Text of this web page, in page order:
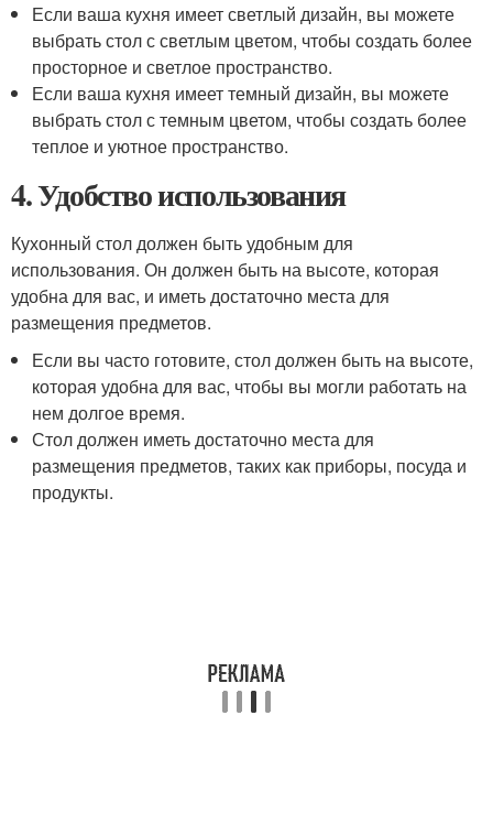
Если ваша кухня имеет светлый дизайн, вы можете
выбрать стол с светлым цветом, чтобы создать более
просторное и светлое пространство.
Если ваша кухня имеет темный дизайн, вы можете
выбрать стол с темным цветом, чтобы создать более
теплое и уютное пространство.
4. Удобство использования
Кухонный стол должен быть удобным для
использования. Он должен быть на высоте, которая
удобна для вас, и иметь достаточно места для
размещения предметов.
Если вы часто готовите, стол должен быть на высоте,
которая удобна для вас, чтобы вы могли работать на
нем долгое время.
Стол должен иметь достаточно места для
размещения предметов, таких как приборы, посуда и
продукты.